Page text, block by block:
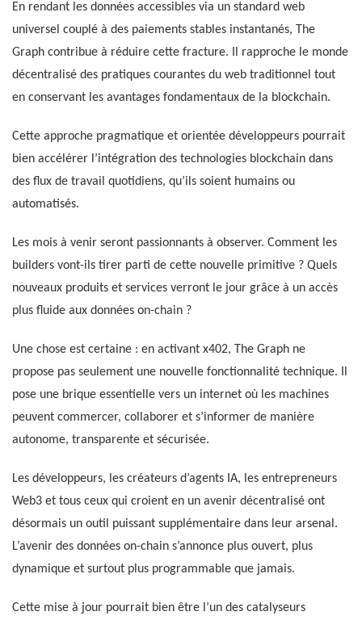
En rendant les données accessibles via un standard web
universel couplé à des paiements stables instantanés, The
Graph contribue à réduire cette fracture. Il rapproche le monde
décentralisé des pratiques courantes du web traditionnel tout
en conservant les avantages fondamentaux de la blockchain.
Cette approche pragmatique et orientée développeurs pourrait
bien accélérer l’intégration des technologies blockchain dans
des flux de travail quotidiens, qu’ils soient humains ou
automatisés.
Les mois à venir seront passionnants à observer. Comment les
builders vont-ils tirer parti de cette nouvelle primitive ? Quels
nouveaux produits et services verront le jour grâce à un accès
plus fluide aux données on-chain ?
Une chose est certaine : en activant x402, The Graph ne
propose pas seulement une nouvelle fonctionnalité technique. Il
pose une brique essentielle vers un internet où les machines
peuvent commercer, collaborer et s’informer de manière
autonome, transparente et sécurisée.
Les développeurs, les créateurs d’agents IA, les entrepreneurs
Web3 et tous ceux qui croient en un avenir décentralisé ont
désormais un outil puissant supplémentaire dans leur arsenal.
L’avenir des données on-chain s’annonce plus ouvert, plus
dynamique et surtout plus programmable que jamais.
Cette mise à jour pourrait bien être l’un des catalyseurs